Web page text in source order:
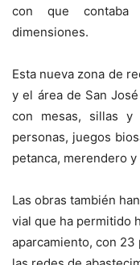
con que contaba
dimensiones.
Esta nueva zona de
y el área de San
con mesas, sillas y
personas, juegos
petanca, merendero
Las obras también
vial que ha permitido
aparcamiento, con 23